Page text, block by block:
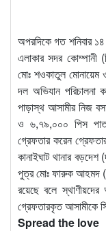
অপরদিকে গত শনিবার ১৪
এলাকার সদর কোম্পানী
মোঃ শওকাতুল মোনায়েম
দল অভিযান পরিচালনা
পাড়াস্থ আসামীর নিজ
ও ৬,৭৯,০০০ পিস
গ্রেফতার করেন
কানাইঘাট থানার
পুত্র মোঃ ফারুক আহমদ
রয়েছে বলে
গ্রেফতারকৃত আসামীকে
Spread the love